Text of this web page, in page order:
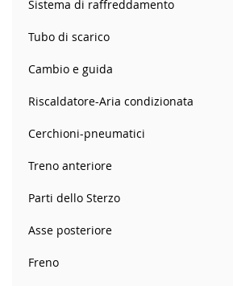
Sistema di raffreddamento
Tubo di scarico
Cambio e guida
Riscaldatore-Aria condizionata
Cerchioni-pneumatici
Treno anteriore
Parti dello Sterzo
Asse posteriore
Freno